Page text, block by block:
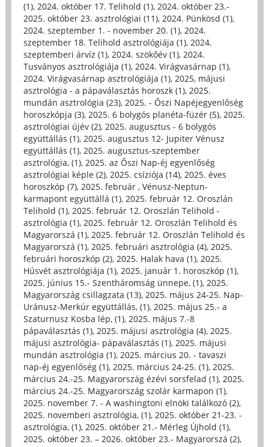
(1), 2024. október 17. Telihold (1), 2024. október 23.-
2025. október 23. asztrológiai (11), 2024. Pünkösd (1),
2024. szeptember 1. - november 20. (1), 2024.
szeptember 18. Telihold asztrológiája (1), 2024.
szeptemberi árvíz (1), 2024. szökőév (1), 2024.
Tusványos asztrológiája (1), 2024. Virágvasárnap (1),
2024. Virágvasárnap asztrológiája (1), 2025, májusi
asztrológia - a pápaválasztás horoszk (1), 2025.
mundán asztrológia (23), 2025. - Őszi Napéjegyenlőség
horoszkópja (3), 2025. 6 bolygós planéta-füzér (5), 2025.
asztrológiai újév (2), 2025. augusztus - 6 bolygós
együttállás (1), 2025. augusztus 12- Jupiter Vénusz
együttállás (1), 2025. augusztus-szeptember
asztrológia, (1), 2025. az Őszi Nap-éj egyenlőség
asztrológiai képle (2), 2025. csíziója (14), 2025. éves
horoszkóp (7), 2025. február , Vénusz-Neptun-
karmapont együttállá (1), 2025. február 12. Oroszlán
Telihold (1), 2025. február 12. Oroszlán Telihold -
asztrológia (1), 2025. február 12. Oroszlán Telihold és
Magyarorszá (1), 2025. február 12. Oroszlán Telihold és
Magyarorszá (1), 2025. februári asztrológia (4), 2025.
februári horoszkóp (2), 2025. Halak hava (1), 2025.
Húsvét asztrológiája (1), 2025. január 1. horoszkóp (1),
2025. június 15.- Szentháromság ünnepe, (1), 2025.
Magyarország csillagzata (13), 2025. május 24-25. Nap-
Uránusz-Merkúr együttállás, (1), 2025. május 25.- a
Szaturnusz Kosba lép, (1), 2025. május 7.-8
pápaválasztás (1), 2025. májusi asztrológia (4), 2025.
májusi asztrológia- pápaválasztás (1), 2025. májusi
mundán asztrológia (1), 2025. március 20. - tavaszi
nap-éj egyenlőség (1), 2025. március 24-25. (1), 2025.
március 24.-25. Magyarország ézévi sorsfelad (1), 2025.
március 24.-25. Magyarország szolár karmapon (1),
2025. november 7. - A washingtoni elnöki találkozó (2),
2025. novemberi asztrológia, (1), 2025. október 21-23. -
asztrológia, (1), 2025. október 21.- Mérleg Újhold (1),
2025. október 23. – 2026. október 23.- Magyarorszá (2),